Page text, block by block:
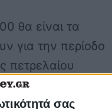
σας
θα είναι τα
για την περίοδο
πετρελαίου
τέθηκαν από το
και